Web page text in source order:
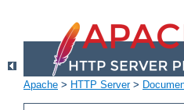
Apache > HTTP Server>